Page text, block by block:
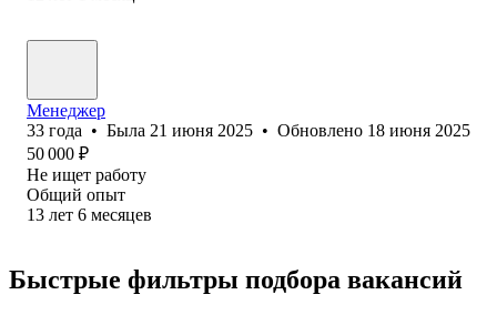
Менеджер
33 года • Была 21 июня 2025 • Обновлено 18 июня 2025
50 000 ₽
Не ищет работу
Общий опыт
13 лет 6 месяцев
Быстрые фильтры подбора вакансий